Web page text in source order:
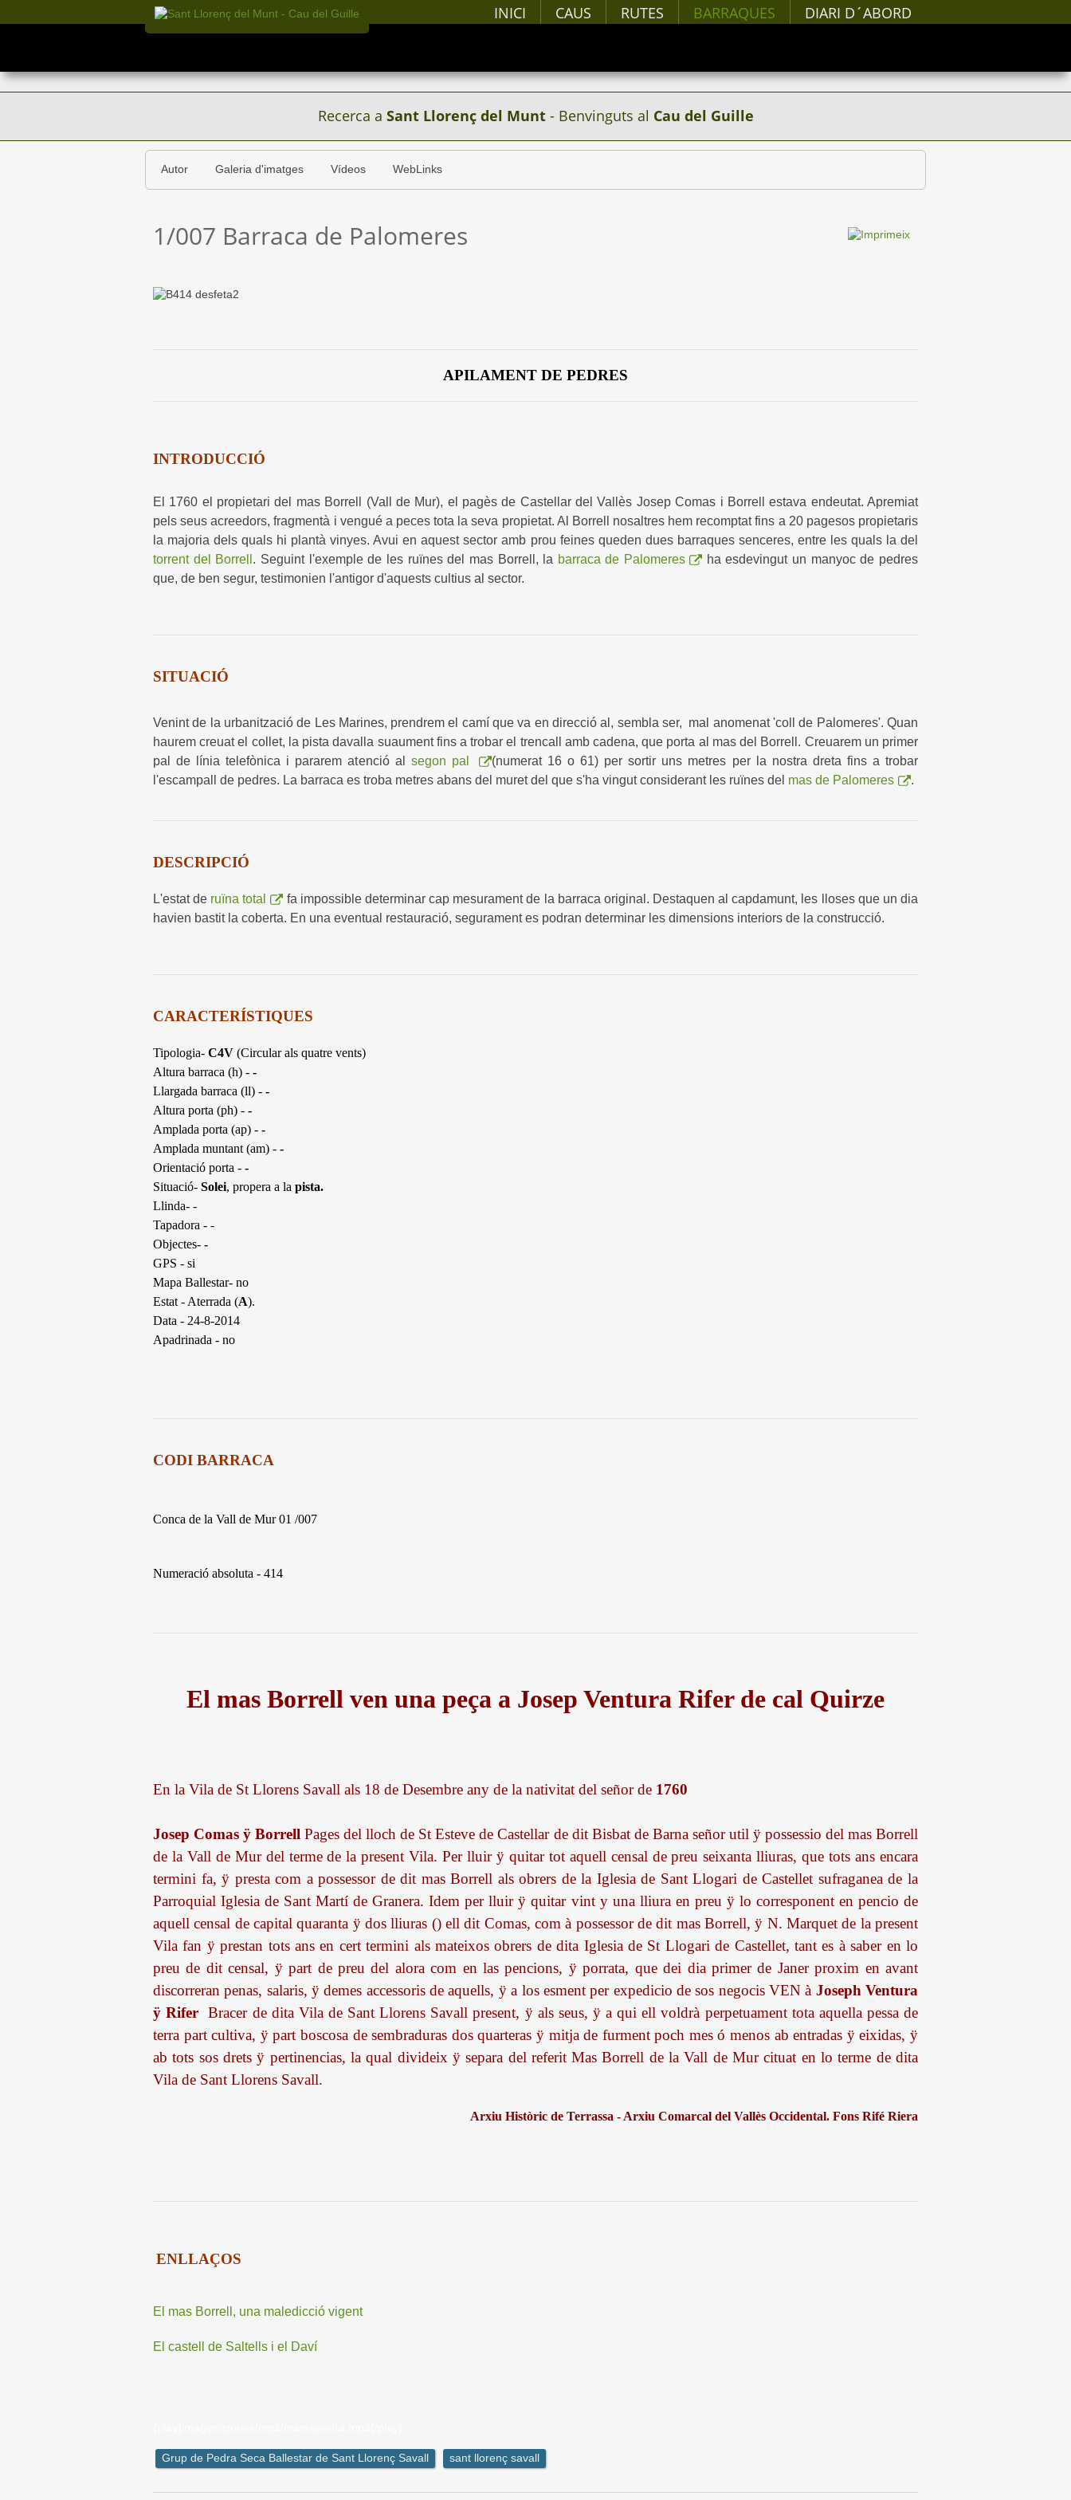
INICI CAUS RUTES BARRAQUES DIARI D´ABORD
Recerca a Sant Llorenç del Munt- Benvinguts al Cau del Guille
Autor Galeria d'imatges Vídeos WebLinks
1/007 Barraca de Palomeres
APILAMENT DE PEDRES
INTRODUCCIÓ
El 1760 el propietari del mas Borrell (Vall de Mur), el pagès de Castellar del Vallès Josep Comas i Borrell estava endeutat. Apremiat
pels seus acreedors, fragmentà i vengué a peces tota la seva propietat. Al Borrell nosaltres hem recomptat fins a 20 pagesos propietaris
la majoria dels quals hi plantà vinyes. Avui en aquest sector amb prou feines queden dues barraques senceres, entre les quals la del
torrent del Borrell . Seguint l'exemple de les ruïnes del mas Borrell, la barraca de Palomeres
ha esdevingut un manyoc de pedres
que, de ben segur, testimonien l'antigor d'aquests cultius al sector.
SITUACIÓ
Venint de la urbanització de Les Marines, prendrem el camí que va en direcció al, sembla ser, mal anomenat 'coll de Palomeres'. Quan
haurem creuat el collet, la pista davalla suaument fins a trobar el trencall amb cadena, que porta al mas del Borrell. Creuarem un primer
pal de línia telefònica i pararem atenció al segon pal
(numerat 16 o 61) per sortir uns metres per la nostra dreta fins a trobar
l'escampall de pedres. La barraca es troba metres abans del muret del que s'ha vingut considerant les ruïnes del mas de Palomeres .
DESCRIPCIÓ
L'estat de ruïna total
fa impossible determinar cap mesurament de la barraca original. Destaquen al capdamunt, les lloses que un dia
havien bastit la coberta. En una eventual restauració, segurament es podran determinar les dimensions interiors de la construcció.
CARACTERÍSTIQUES
Tipologia- C4V (Circular als quatre vents)
Altura barraca (h) - -
Llargada barraca (ll) - -
Altura porta (ph) - -
Amplada porta (ap) - -
Amplada muntant (am) - -
Orientació porta - -
Situació- Solei, propera a la pista.
Llinda- -
Tapadora - -
Objectes- -
GPS - si
Mapa Ballestar- no
Estat - Aterrada (A).
Data - 24-8-2014
Apadrinada - no
CODI BARRACA
Conca de la Vall de Mur 01 /007
Numeració absoluta - 414
El mas Borrell ven una peça a Josep Ventura Rifer de cal Quirze
En la Vila de St Llorens Savall als 18 de Desembre any de la nativitat del señor de 1760
Josep Comas ÿ Borrell Pages del lloch de St Esteve de Castellar de dit Bisbat de Barna señor util ÿ possessio del mas Borrell
de la Vall de Mur del terme de la present Vila. Per lluir ÿ quitar tot aquell censal de preu seixanta lliuras, que tots ans encara
termini fa, ÿ presta com a possessor de dit mas Borrell als obrers de la Iglesia de Sant Llogari de Castellet sufraganea de la
Parroquial Iglesia de Sant Martí de Granera. Idem per lluir ÿ quitar vint y una lliura en preu ÿ lo corresponent en pencio de
aquell censal de capital quaranta ÿ dos lliuras () ell dit Comas, com à possessor de dit mas Borrell, ÿ N. Marquet de la present
Vila fan ÿ prestan tots ans en cert termini als mateixos obrers de dita Iglesia de St Llogari de Castellet, tant es à saber en lo
preu de dit censal, ÿ part de preu del alora com en las pencions, ÿ porrata, que dei dia primer de Janer proxim en avant
discorreran penas, salaris, ÿ demes accessoris de aquells, ÿ a los esment per expedicio de sos negocis VEN à Joseph Ventura
ÿ Rifer Bracer de dita Vila de Sant Llorens Savall present, ÿ als seus, ÿ a qui ell voldrà perpetuament tota aquella pessa de
terra part cultiva, ÿ part boscosa de sembraduras dos quarteras ÿ mitja de furment poch mes ó menos ab entradas ÿ eixidas, ÿ
ab tots sos drets ÿ pertinencias, la qual divideix ÿ separa del referit Mas Borrell de la Vall de Mur cituat en lo terme de dita
Vila de Sant Llorens Savall.
Arxiu Històric de Terrassa - Arxiu Comarcal del Vallès Occidental. Fons Rifé Riera
ENLLAÇOS
El mas Borrell, una maledicció vigent
El castell de Saltells i el Daví
Grup de Pedra Seca Ballestar de Sant Llorenç Savall sant llorenç savall